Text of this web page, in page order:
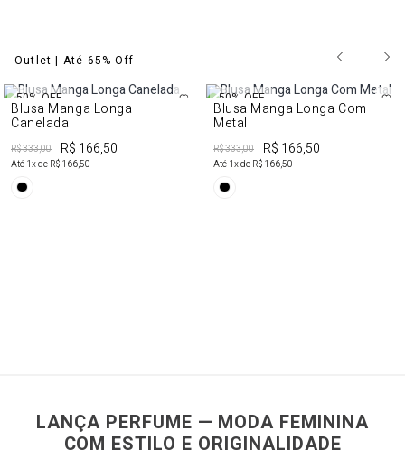
Outlet | Até 65% Off
50% OFF
Blusa Manga Longa
Canelada
R$ 333,00 R$ 166,50
Até 1x de R$ 166,50
50% OFF
Blusa Manga Longa Com
Metal
R$ 333,00 R$ 166,50
Até 1x de R$ 166,50
LANÇA PERFUME — MODA FEMININA
COM ESTILO E ORIGINALIDADE